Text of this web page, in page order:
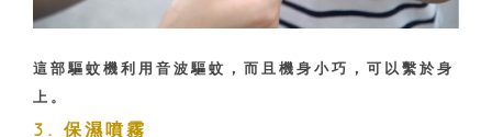
這部驅蚊機利用音波驅蚊，而且機身小巧，可以繫於身
上。
3. 保濕噴霧